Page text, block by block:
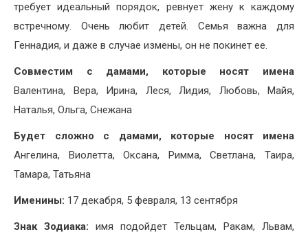
требует идеальный порядок, ревнует жену к каждому
встречному. Очень любит детей. Семья важна для
Геннадия, и даже в случае измены, он не покинет ее.
Совместим с дамами, которые носят имена
Валентина, Вера, Ирина, Леся, Лидия, Любовь, Майя,
Наталья, Ольга, Снежана
Будет сложно с дамами, которые носят имена
Ангелина, Виолетта, Оксана, Римма, Светлана, Таира,
Тамара, Татьяна
Именины: 17 декабря, 5 февраля, 13 сентября
Знак Зодиака: имя подойдет Тельцам, Ракам, Львам,